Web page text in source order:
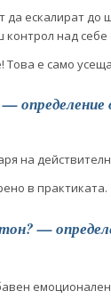
да ескалират
контрол над
Това е само
на
в практиката.
—